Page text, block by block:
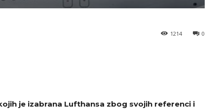
0
1214
je izabrana Lufthansa zbog svojih referenci i